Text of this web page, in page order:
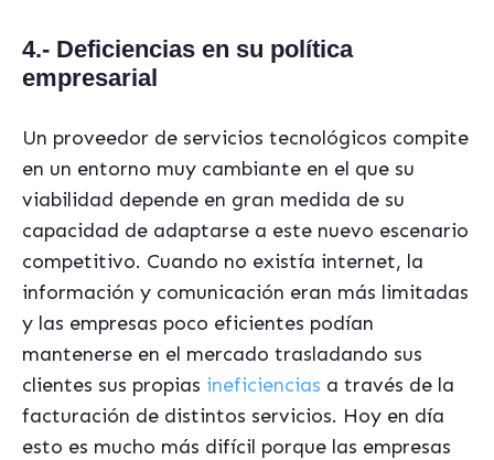
4.- Deficiencias en su política
empresarial
Un proveedor de servicios tecnológicos compite
en un entorno muy cambiante en el que su
viabilidad depende en gran medida de su
capacidad de adaptarse a este nuevo escenario
competitivo. Cuando no existía internet, la
información y comunicación eran más limitadas
y las empresas poco eficientes podían
mantenerse en el mercado trasladando sus
clientes sus propias ineficiencias a través de la
facturación de distintos servicios. Hoy en día
esto es mucho más difícil porque las empresas